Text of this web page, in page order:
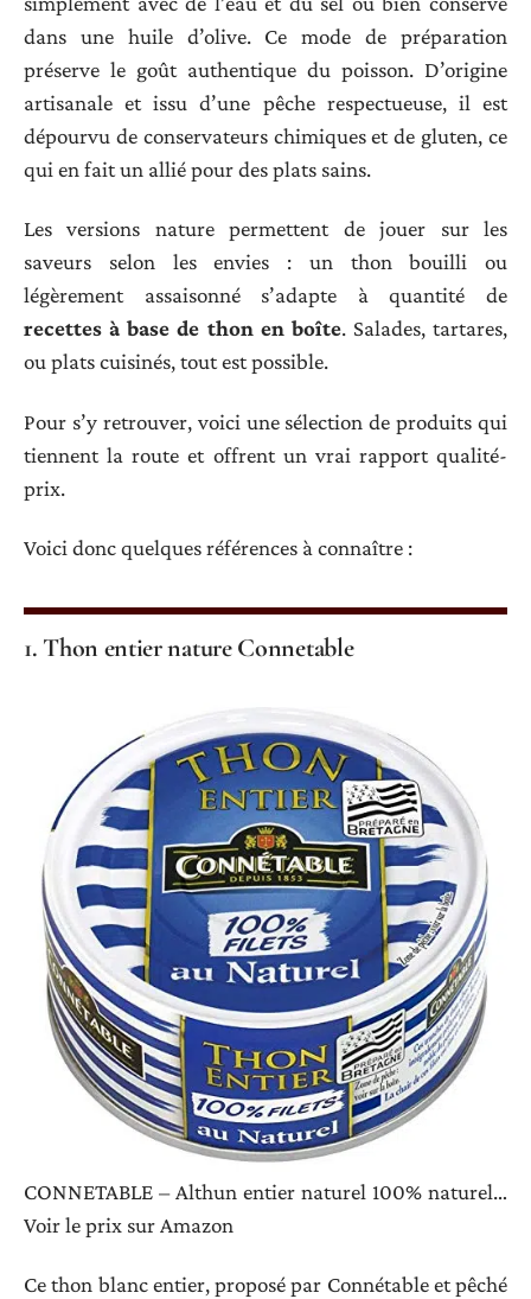
dans une huile d’olive. Ce mode de préparation
préserve le goût authentique du poisson. D’origine
artisanale et issu d’une pêche respectueuse, il est
dépourvu de conservateurs chimiques et de gluten, ce
qui en fait un allié pour des plats sains.
Les versions nature permettent de jouer sur les
saveurs selon les envies : un thon bouilli ou
légèrement assaisonné s’adapte à quantité de
recettes à base de thon en boîte. Salades, tartares,
ou plats cuisinés, tout est possible.
Pour s’y retrouver, voici une sélection de produits qui
tiennent la route et offrent un vrai rapport qualité-
prix.
Voici donc quelques références à connaître :
1. Thon entier nature Connetable
CONNETABLE – Althun entier naturel 100% naturel…
Voir le prix sur Amazon
Ce thon blanc entier, proposé par Connétable et pêché